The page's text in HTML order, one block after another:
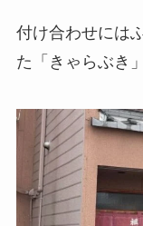
付け合わせには
た「きゃらぶき